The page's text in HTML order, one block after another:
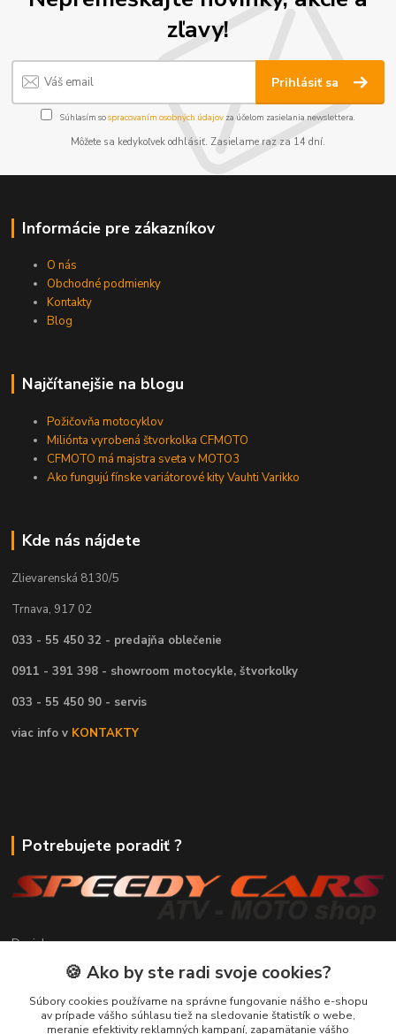
zľavy!
Prihlásiť sa
Súhlasím sospracovaním osobných údajov za účelom zasielania newslettera.
Môžete sa kedykoľvek odhlásiť. Zasielame raz za 14 dní.
Informácie pre zákazníkov
O nás
Obchodné podmienky
Kontakty
Blog
Najčítanejšie na blogu
Požičovňa motocyklov
Miliónta vyrobená štvorkolka CFMOTO
CFMOTO má majstra sveta v MOTO3
Ako fungujú fínske variátorové kity Vauhti Varikko
Kde nás nájdete
Zlievarenská 8130/5
Trnava, 917 02
033 - 55 450 32 - predajňa oblečenie
0911 - 391 398 - showroom motocykle, štvorkolky
033 - 55 450 90 - servis
viac info v KONTAKTY
Potrebujete poradiť ?
Daniel
+421 911 391 398
(Po-Pia, 8.30-17.00 hod.)
predaj@atv-shop.sk
🍪 Ako by ste radi svoje cookies?
Súbory cookies používame na správne fungovanie nášho e-shopu
av prípade vášho súhlasu tiež na sledovanie štatistík o webe,
meranie efektivity reklamných kampaní, zapamätanie vášho